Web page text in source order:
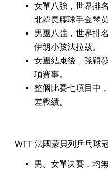
女單八強，世界排
北韓長膠球手金琴英
男團八強，世界排
伊朗小孩法拉茲。
女團結束後，孫穎
項賽事。
整個比賽七項目中
差戰績。
WTT 法國蒙貝列乒乓球
男、女單决賽，均